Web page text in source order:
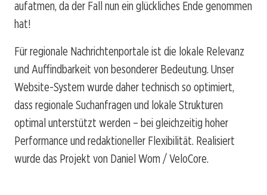
aufatmen, da der Fall nun ein glückliches Ende genommen
hat!
Für regionale Nachrichtenportale ist die lokale Relevanz
und Auffindbarkeit von besonderer Bedeutung. Unser
Website-System wurde daher technisch so optimiert,
dass regionale Suchanfragen und lokale Strukturen
optimal unterstützt werden – bei gleichzeitig hoher
Performance und redaktioneller Flexibilität. Realisiert
wurde das Projekt von Daniel Wom / VeloCore.